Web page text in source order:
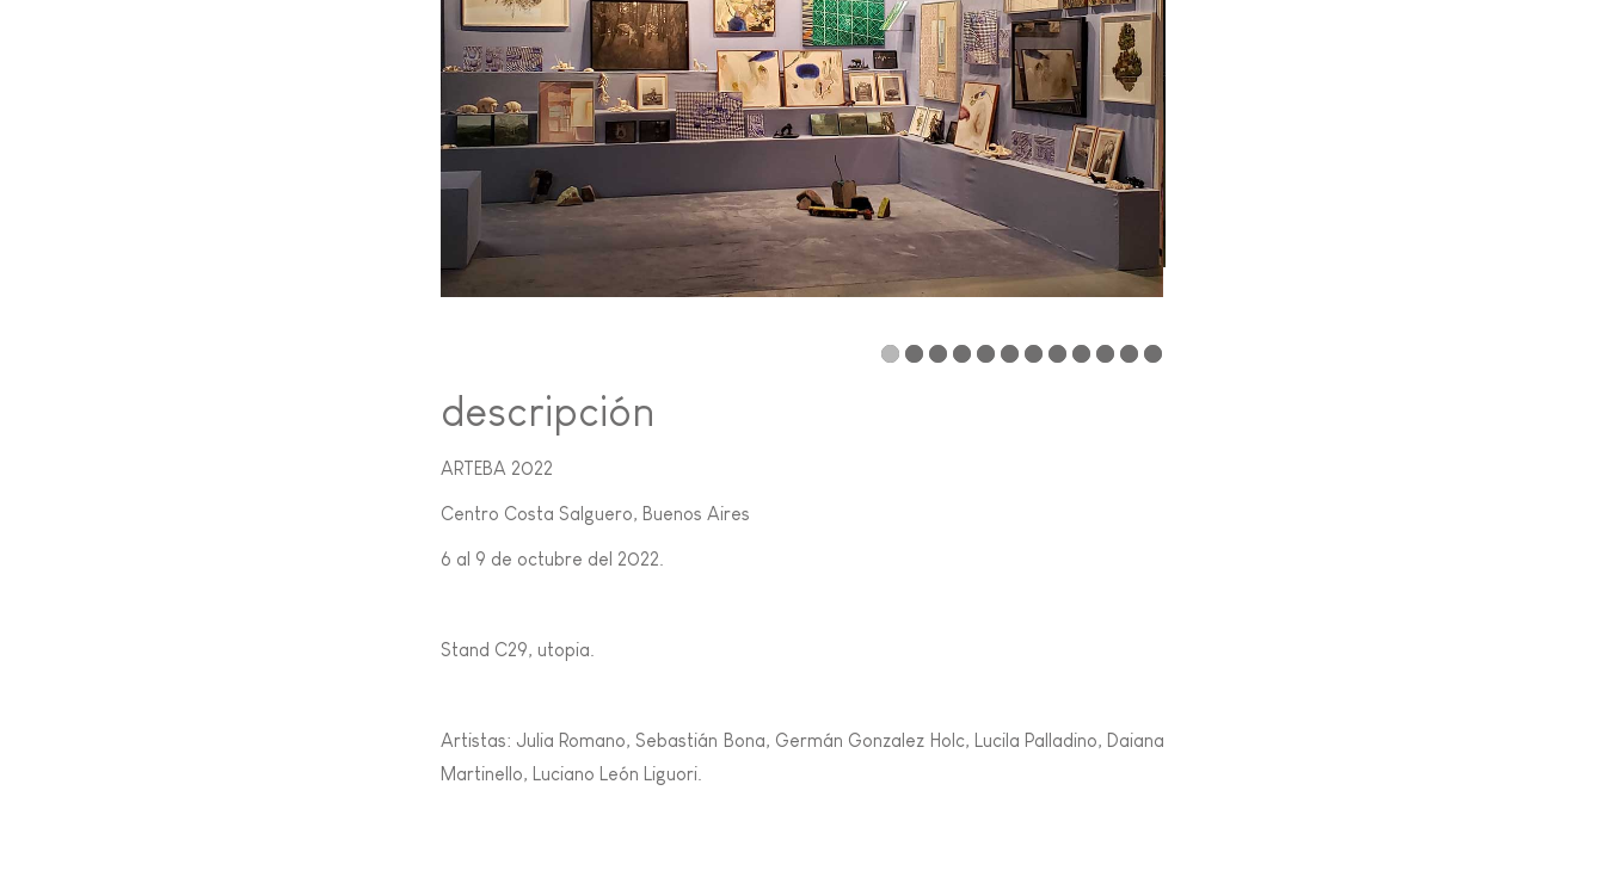
descripción
ARTEBA 2022
Centro Costa Salguero, Buenos Aires
6 al 9 de octubre del 2022.
Stand C29, utopia.
Artistas: Julia Romano, Sebastián Bona, Germán Gonzalez Holc, Lucila Palladino, Daiana
Martinello, Luciano León Liguori.